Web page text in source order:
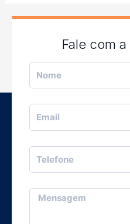
Fale com a
Mensagem